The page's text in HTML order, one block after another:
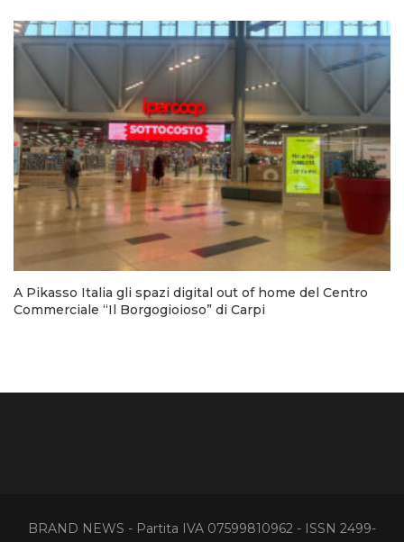
A Pikasso Italia gli spazi digital out of home del Centro
Commerciale “Il Borgogioioso” di Carpi
BRAND NEWS - Partita IVA 07599810962 - ISSN 2499-